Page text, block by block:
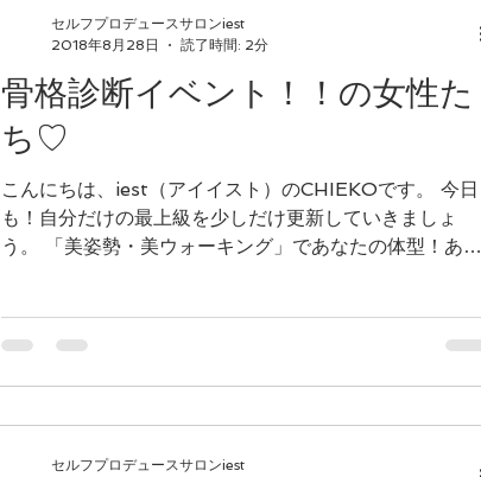
骨格診断イベント！！の女性た
ち♡
こんにちは、iest（アイイスト）のCHIEKOです。 今日
も！自分だけの最上級を少しだけ更新していきましょ
う。 「美姿勢・美ウォーキング」であなたの体型！あな
セルフプロデュースサロンiest
2018年8月28日
読了時間: 2分
セルフプロデュースサロンiest